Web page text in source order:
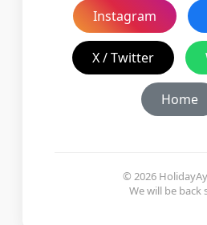
Instagram
X / Twitter
Home
© 2026
We will be back